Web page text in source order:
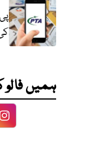
ہمیں فالو
Facebook